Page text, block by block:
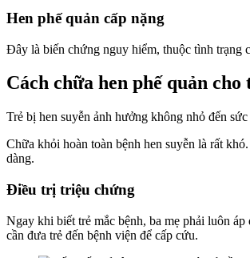
Hen phế quản cấp nặng
Đây là biến chứng nguy hiểm, thuộc tình trạng
Cách chữa hen phế quản cho
Trẻ bị hen suyễn ảnh hưởng không nhỏ đến
Chữa khỏi hoàn toàn bệnh hen suyễn là rất
dàng.
Điều trị triệu chứng
Ngay khi biết trẻ mắc bệnh, ba mẹ phải luôn
cần đưa trẻ đến bệnh viện để cấp cứu.